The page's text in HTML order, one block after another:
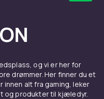
og vi er her for
drømmer. Her finner du et
alt fra gaming, leker
og produkter til kjæledyr.